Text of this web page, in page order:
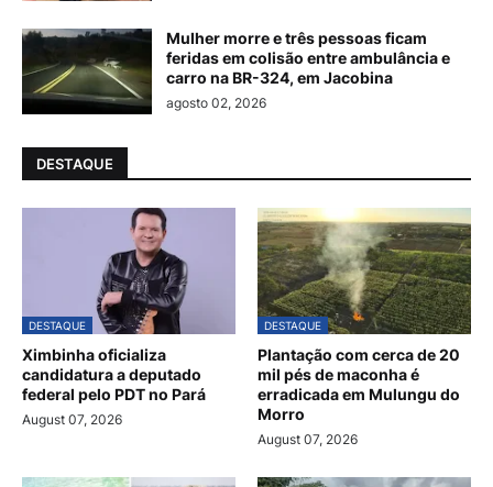
Mulher morre e três pessoas ficam
feridas em colisão entre ambulância e
carro na BR-324, em Jacobina
agosto 02, 2026
DESTAQUE
DESTAQUE
Ximbinha oficializa
candidatura a deputado
federal pelo PDT no Pará
August 07, 2026
DESTAQUE
Plantação com cerca de 20
mil pés de maconha é
erradicada em Mulungu do
Morro
August 07, 2026